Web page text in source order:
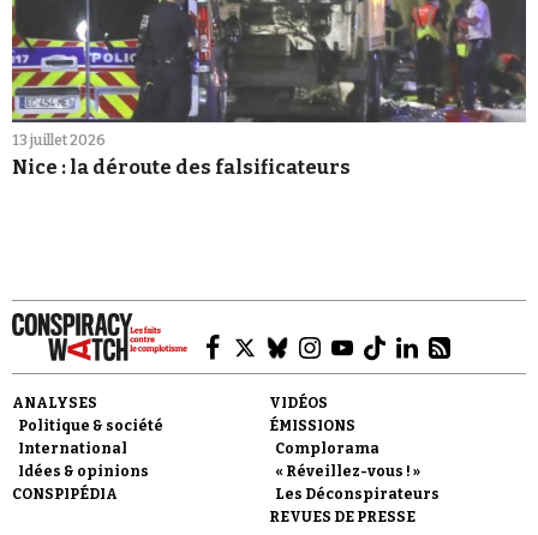
13 juillet 2026
Nice : la déroute des falsificateurs
ANALYSES
Politique & société
International
Idées & opinions
CONSPIPÉDIA
VIDÉOS
ÉMISSIONS
Complorama
« Réveillez-vous ! »
Les Déconspirateurs
REVUES DE PRESSE